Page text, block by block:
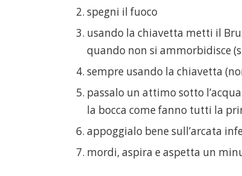
spegni il fuoco
usando la chiavetta metti il
quando non si ammorbidisce
sempre usando la chiavetta
passalo un attimo sotto
la bocca come fanno tutti la
appoggialo bene sull’arcata
mordi, aspira e aspetta un